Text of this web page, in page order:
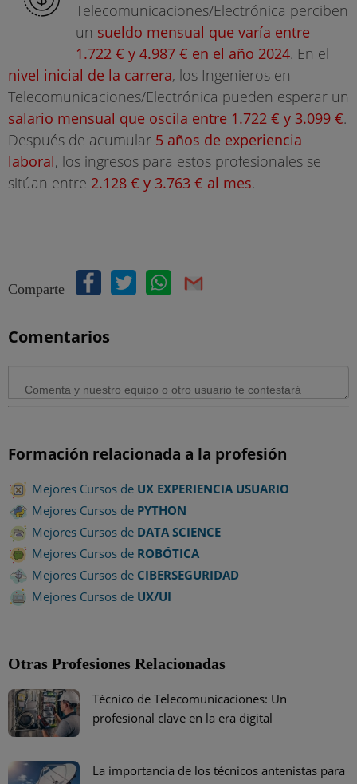
Telecomunicaciones/Electrónica perciben
un sueldo mensual que varía entre
1.722 € y 4.987 € en el año 2024. En el
nivel inicial de la carrera, los Ingenieros en
Telecomunicaciones/Electrónica pueden esperar un
salario mensual que oscila entre 1.722 € y 3.099 €.
Después de acumular 5 años de experiencia
laboral, los ingresos para estos profesionales se
sitúan entre 2.128 € y 3.763 € al mes.
Comparte
Comentarios
Formación relacionada a la profesión
Mejores Cursos de UX EXPERIENCIA USUARIO
Mejores Cursos de PYTHON
Mejores Cursos de DATA SCIENCE
Mejores Cursos de ROBÓTICA
Mejores Cursos de CIBERSEGURIDAD
Mejores Cursos de UX/UI
Otras Profesiones Relacionadas
Técnico de Telecomunicaciones: Un
profesional clave en la era digital
La importancia de los técnicos antenistas para